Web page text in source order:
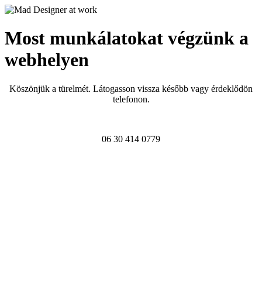
Most munkálatokat végzünk a
webhelyen
Köszönjük a türelmét. Látogasson vissza később vagy érdeklődön
telefonon.
06 30 414 0779